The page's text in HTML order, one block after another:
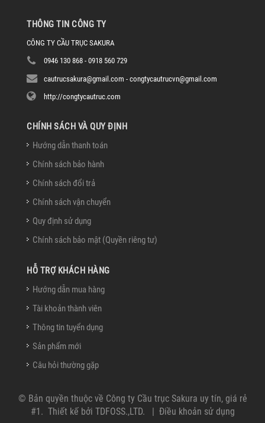
THÔNG TIN CÔNG TY
CÔNG TY CẦU TRỤC SAKURA
0946 130 868 - 0918 560 729
cautrucsakura@gmail.com - congtycautrucvn@gmail.com
http://congtycautruc.com
CHÍNH SÁCH VÀ QUY ĐỊNH
Hướng dẫn thanh toán
Chính sách bảo hành
Chính sách đổi trả
Chính sách vận chuyển
Quy định sử dụng
Chính sách bảo mật (Quyền riêng tư)
HỖ TRỢ KHÁCH HÀNG
Hướng dẫn mua hàng
Tài khoản thành viên
Thông tin tuyển dụng
Sản phẩm mới
Câu hỏi thường gặp
© Bản quyền thuộc về Công ty Cầu trục Sakura uy tín, giá rẻ
#1 . Thiết kế bởi TDFOSS.,LTD. | Điều khoản sử dụng